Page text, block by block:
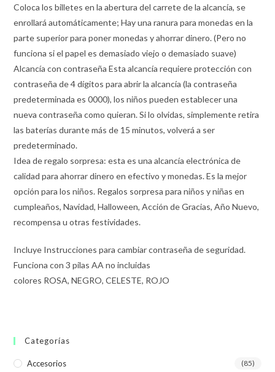
Coloca los billetes en la abertura del carrete de la alcancía, se
enrollará automáticamente; Hay una ranura para monedas en la
parte superior para poner monedas y ahorrar dinero. (Pero no
funciona si el papel es demasiado viejo o demasiado suave)
Alcancía con contraseña Esta alcancía requiere protección con
contraseña de 4 dígitos para abrir la alcancía (la contraseña
predeterminada es 0000), los niños pueden establecer una
nueva contraseña como quieran. Si lo olvidas, simplemente retira
las baterías durante más de 15 minutos, volverá a ser
predeterminado.
Idea de regalo sorpresa: esta es una alcancía electrónica de
calidad para ahorrar dinero en efectivo y monedas. Es la mejor
opción para los niños. Regalos sorpresa para niños y niñas en
cumpleaños, Navidad, Halloween, Acción de Gracias, Año Nuevo,
recompensa u otras festividades.
Incluye Instrucciones para cambiar contraseña de seguridad.
Funciona con 3 pilas AA no incluidas
colores ROSA, NEGRO, CELESTE, ROJO
Categorías
Accesorios (85)